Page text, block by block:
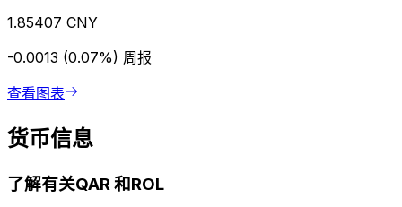
1.85407 CNY
-0.0013 (0.07%) 周报
查看图表
货币信息
了解有关QAR 和ROL